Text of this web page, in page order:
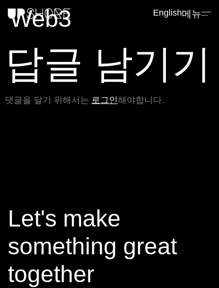
English메뉴
Web3
답글 남기기
댓글을 달기 위해서는 로그인해야합니다.
Let's make
something great
together